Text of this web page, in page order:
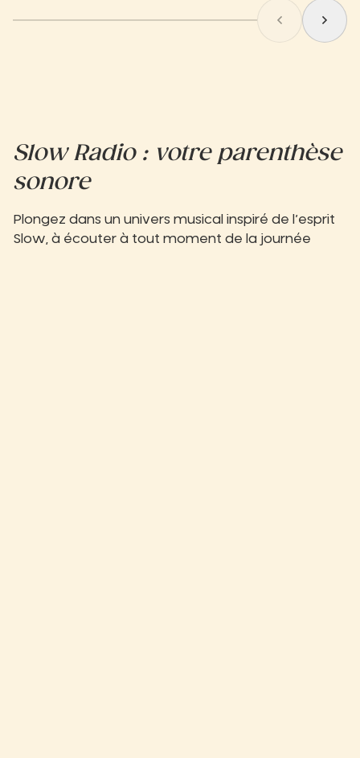
Aller auAller
Slow Radio : votre parenthèse
sonore
Plongez dans un univers musical inspiré de l’esprit
Slow, à écouter à tout moment de la journée